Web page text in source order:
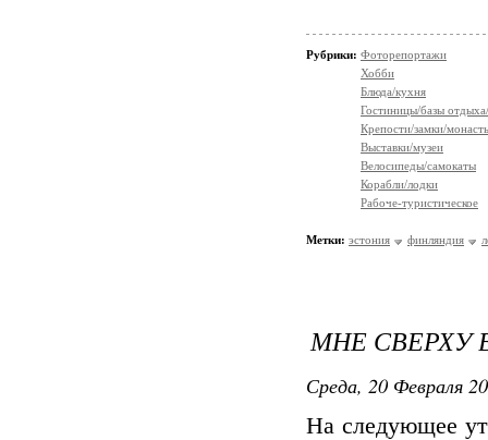
Рубрики: Фоторепортажи
Хобби
Блюда/кухня
Гостиницы/базы
Крепости/замки/
Выставки/музеи
Велосипеды/самокаты
Корабли/лодки
Рабоче-туристическое
Метки: эстония финляндия
МНЕ СВЕРХУ
Среда, 20 Февраля
На следующее